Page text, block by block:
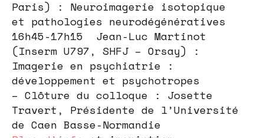
Paris) : Neuroimagerie isotopique
et pathologies neurodégénératives
16h45-17h15 Jean-Luc Martinot
(Inserm U797, SHFJ – Orsay) :
Imagerie en psychiatrie :
développement et psychotropes
– Clôture du colloque : Josette
Travert, Présidente de l’Université
de Caen Basse-Normandie